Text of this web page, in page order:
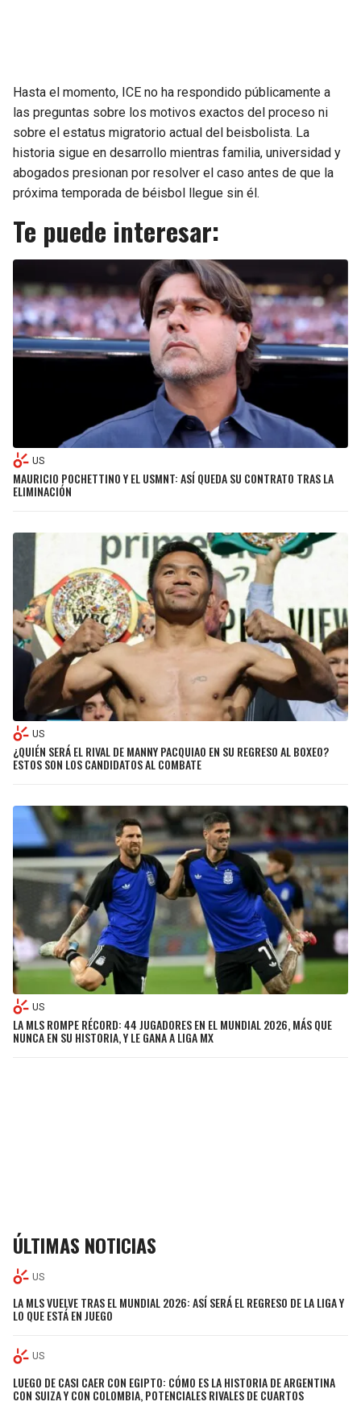
Hasta el momento, ICE no ha respondido públicamente a
las preguntas sobre los motivos exactos del proceso ni
sobre el estatus migratorio actual del beisbolista. La
historia sigue en desarrollo mientras familia, universidad y
abogados presionan por resolver el caso antes de que la
próxima temporada de béisbol llegue sin él.
Te puede interesar:
US
MAURICIO POCHETTINO Y EL USMNT: ASÍ QUEDA SU CONTRATO TRAS LA
ELIMINACIÓN
US
¿QUIÉN SERÁ EL RIVAL DE MANNY PACQUIAO EN SU REGRESO AL BOXEO?
ESTOS SON LOS CANDIDATOS AL COMBATE
US
LA MLS ROMPE RÉCORD: 44 JUGADORES EN EL MUNDIAL 2026, MÁS QUE
NUNCA EN SU HISTORIA, Y LE GANA A LIGA MX
ÚLTIMAS NOTICIAS
US
LA MLS VUELVE TRAS EL MUNDIAL 2026: ASÍ SERÁ EL REGRESO DE LA LIGA Y
LO QUE ESTÁ EN JUEGO
US
LUEGO DE CASI CAER CON EGIPTO: CÓMO ES LA HISTORIA DE ARGENTINA
CON SUIZA Y CON COLOMBIA, POTENCIALES RIVALES DE CUARTOS